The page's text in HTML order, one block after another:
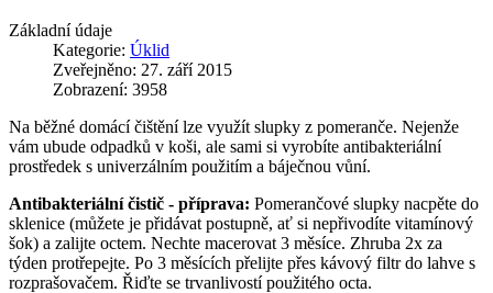
Základní údaje
Kategorie: Úklid
Zveřejněno: 27. září 2015
Zobrazení: 3958
Na běžné domácí čištění lze využít slupky z pomeranče. Nejenže
vám ubude odpadků v koši, ale sami si vyrobíte antibakteriální
prostředek s univerzálním použitím a báječnou vůní.
Antibakteriální čistič - příprava: Pomerančové slupky nacpěte do
sklenice (můžete je přidávat postupně, ať si nepřivodíte vitamínový
šok) a zalijte octem. Nechte macerovat 3 měsíce. Zhruba 2x za
týden protřepejte. Po 3 měsících přelijte přes kávový filtr do lahve s
rozprašovačem. Řiďte se trvanlivostí použitého octa.